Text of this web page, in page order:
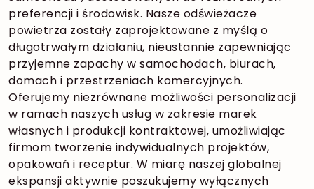
preferencji i środowisk. Nasze odświeżacze
powietrza zostały zaprojektowane z myślą o
długotrwałym działaniu, nieustannie zapewniając
przyjemne zapachy w samochodach, biurach,
domach i przestrzeniach komercyjnych.
Oferujemy niezrównane możliwości personalizacji
w ramach naszych usług w zakresie marek
własnych i produkcji kontraktowej, umożliwiając
firmom tworzenie indywidualnych projektów,
opakowań i receptur. W miarę naszej globalnej
ekspansji aktywnie poszukujemy wyłącznych